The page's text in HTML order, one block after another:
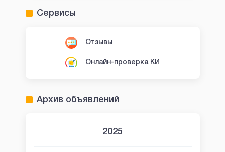
Сервисы
Отзывы
Онлайн-проверка КИ
Архив объявлений
2025